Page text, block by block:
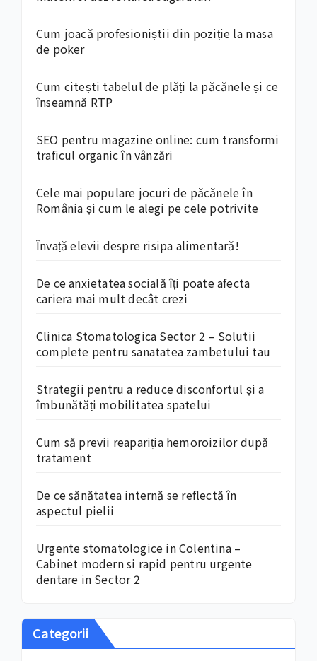
Cum joacă profesioniștii din poziție la masa
de poker
Cum citești tabelul de plăți la păcănele și ce
înseamnă RTP
SEO pentru magazine online: cum transformi
traficul organic în vânzări
Cele mai populare jocuri de păcănele în
România și cum le alegi pe cele potrivite
Învață elevii despre risipa alimentară!
De ce anxietatea socială îți poate afecta
cariera mai mult decât crezi
Clinica Stomatologica Sector 2 – Solutii
complete pentru sanatatea zambetului tau
Strategii pentru a reduce disconfortul și a
îmbunătăți mobilitatea spatelui
Cum să previi reapariția hemoroizilor după
tratament
De ce sănătatea internă se reflectă în
aspectul pielii
Urgente stomatologice in Colentina –
Cabinet modern si rapid pentru urgente
dentare in Sector 2
Categorii